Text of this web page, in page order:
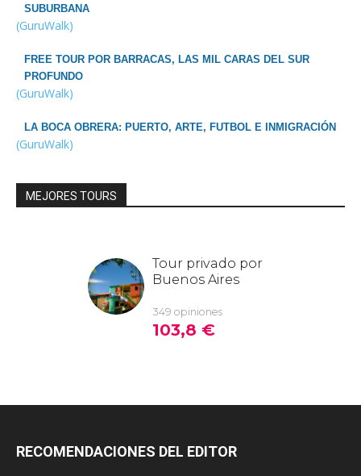
SUBURBANA
(GuruWalk)
FREE TOUR POR BARRACAS, LAS MIL CARAS DEL SUR
PROFUNDO
(GuruWalk)
LA BOCA OBRERA: PUERTO, ARTE, FUTBOL E INMIGRACIÓN
(GuruWalk)
MEJORES TOURS
RECOMENDACIONES DEL EDITOR